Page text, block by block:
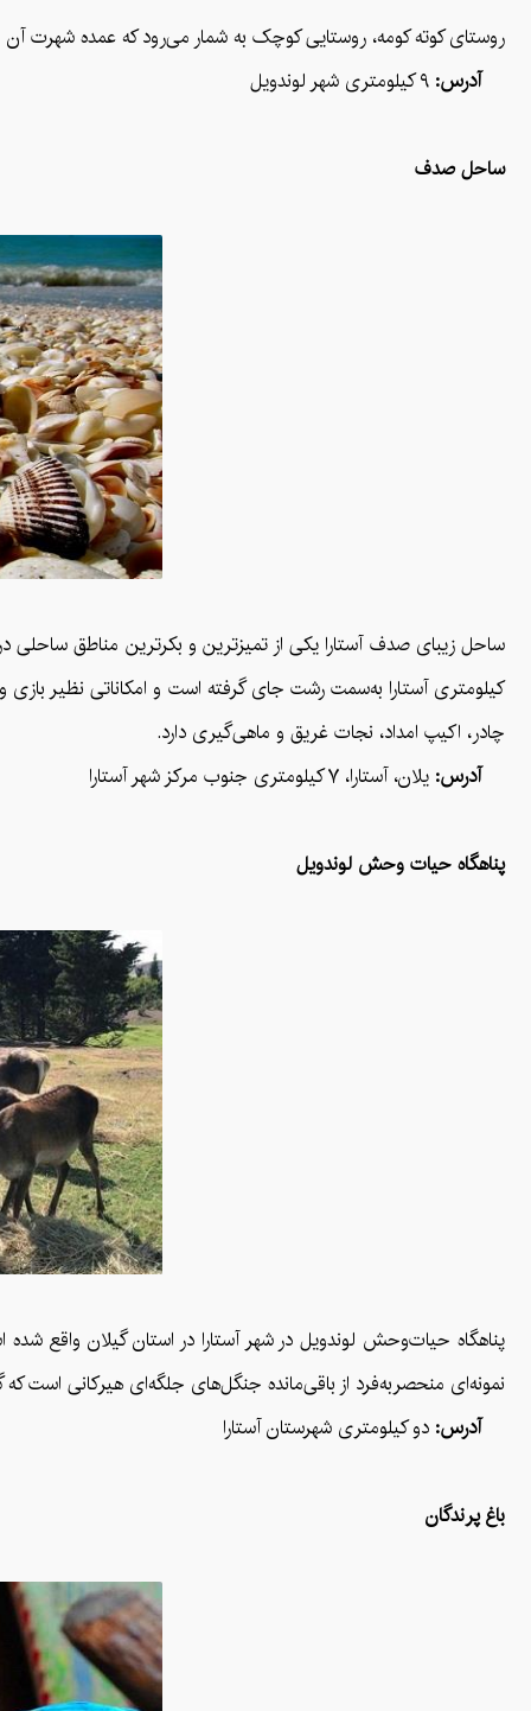
روستای کوته کومه، روستایی کوچک به شمار می‌رود که عمده شهرت آن
آدرس:
ساحل صدف
کیلومتری آستارا به‌سمت رشت جای گرفته است و امکاناتی نظیر
چادر، اکیپ امداد، نجات غریق و ماهی‌گیری دارد.
آدرس: یلان، آستارا، ۷ کیلومتری جنوب مرکز شهر آستارا
پناهگاه حیات وحش لوندویل
نمونه‌ای منحصر‌به‌فرد از باقی‌مانده جنگل‌های جلگه‌ای هیرکانی است
آدرس: دو کیلومتری شهرستان آستارا
باغ پرندگان